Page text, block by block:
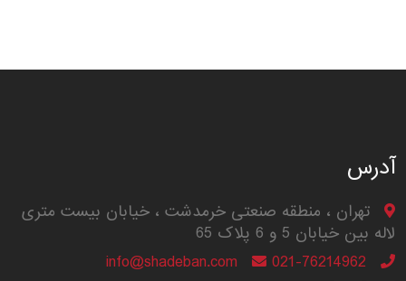
آدرس
تهران ، منطقه صنعتی خرمدشت ، خیابان بیست متری
لاله بین خیابان 5 و 6 پلاک 65
021-76214962
info@shadeban.com